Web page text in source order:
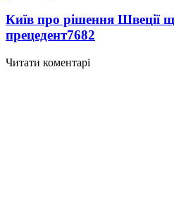
Київ про рішення Швеції
прецедент7682
Читати коментарі